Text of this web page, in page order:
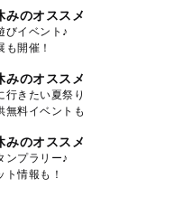
みのオススメ
びイベント♪
開催！
みのオススメ
行きたい夏祭り
無料イベントも
みのオススメ
ンプラリー♪
ト情報も！